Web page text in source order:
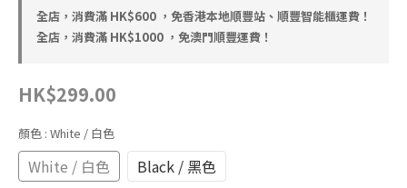
全店，消費滿 HK$600 ，免香港本地順豐站、順豐智能櫃運費！
全店，消費滿 HK$1000 ，免澳門順豐運費！
HK$299.00
顏色 : White / 白色
White / 白色
Black / 黑色